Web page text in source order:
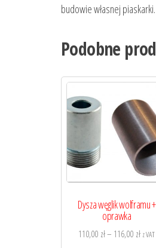
budowie własnej piaskarki.
Podobne
Dysza węglik wolframu +
oprawka
110,00 zł– 116,00 złZakres
z VAT